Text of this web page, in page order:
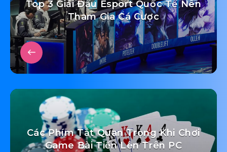
Top 3 Giải Đấu Esport Quốc Tế Nên
Tham Gia Cá Cược
Các Phím Tắt Quan Trọng Khi Chơi
Game Bài Tiến Lên Trên PC